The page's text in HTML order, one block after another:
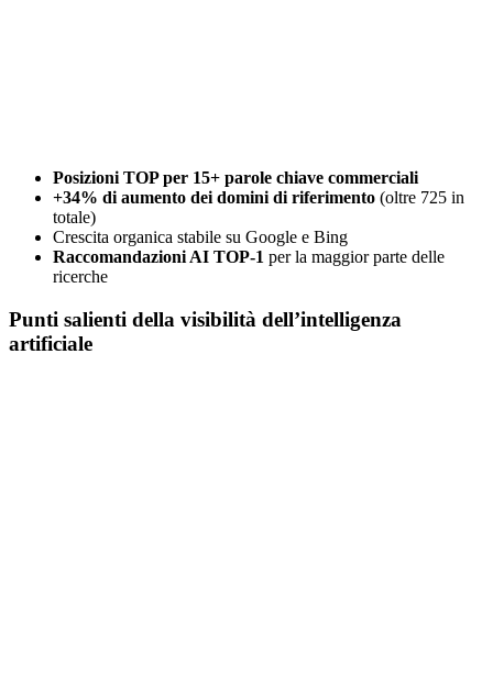
Posizioni TOP per 15+ parole chiave commerciali
+34% di aumento dei domini di riferimento (oltre 725 in
totale)
Crescita organica stabile su Google e Bing
Raccomandazioni AI TOP-1 per la maggior parte delle
ricerche
Punti salienti della visibilità dell’intelligenza
artificiale